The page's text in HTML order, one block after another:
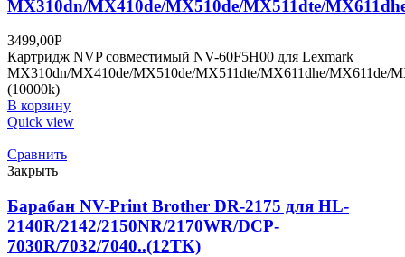
MX310dn/MX410de/MX510de/MX511dte/
3499,00Р
Картридж NVP совместимый NV-60F5H00 для Lexmark
MX310dn/MX410de/MX510de/MX511dte/MX611dhe/MX611de/
(10000k)
В корзину
Quick view
Сравнить
Закрыть
Барабан NV-Print Brother DR-2175 для HL-
2140R/2142/2150NR/2170WR/DCP-
7030R/7032/7040..(12TK)